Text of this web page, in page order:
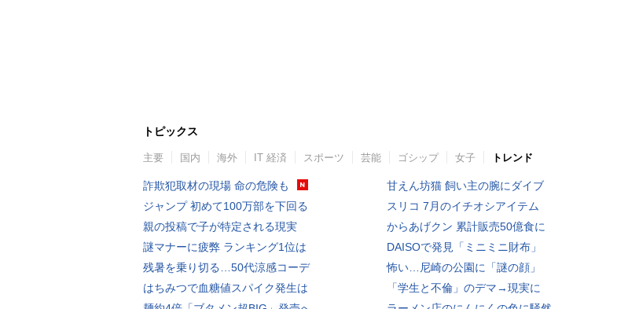
トピックス
主要 国内 海外 IT 経済 スポーツ 芸能 ゴシップ 女子 トレンド
詐欺犯取材の現場 命の危険も
ジャンプ 初めて100万部を下回る
親の投稿で子が特定される現実
謎マナーに疲弊 ランキング1位は
残暑を乗り切る…50代涼感コーデ
はちみつで血糖値スパイク発生は
甘えん坊猫 飼い主の腕にダイブ
スリコ 7月のイチオシアイテム
からあげクン 累計販売50億食に
DAISOで発見「ミニミニ財布」
怖い…尼崎の公園に「謎の顔」
「学生と不倫」のデマ→現実に